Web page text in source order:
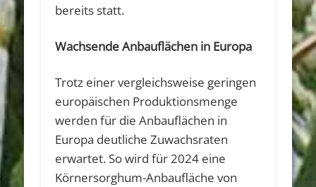
bereits statt.
Wachsende Anbauflächen in Europa
Trotz einer vergleichsweise geringen
europäischen Produktionsmenge
werden für die Anbauflächen in
Europa deutliche Zuwachsraten
erwartet. So wird für 2024 eine
Körnersorghum-Anbaufläche von